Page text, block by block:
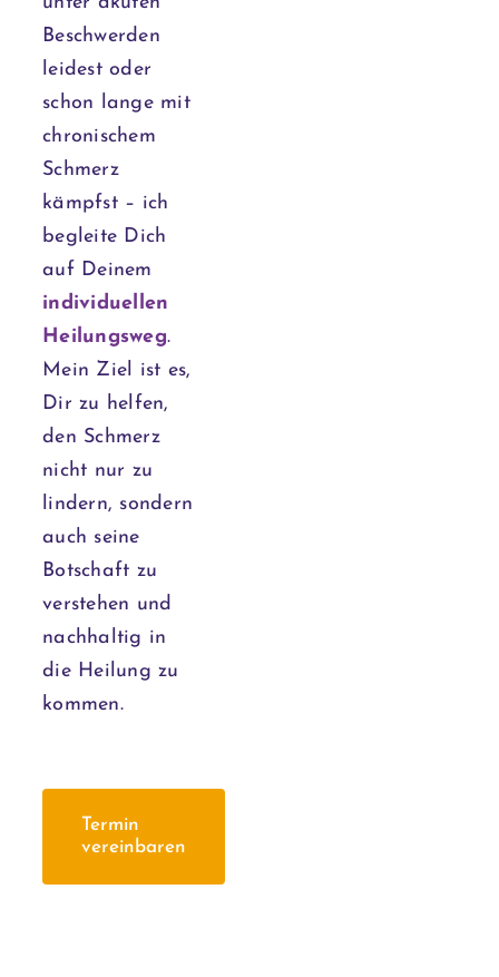
Beschwerden
leidest oder
schon lange mit
chronischem
Schmerz
kämpfst – ich
begleite Dich
auf Deinem
individuellen
Heilungsweg.
Mein Ziel ist es,
Dir zu helfen,
den Schmerz
nicht nur zu
lindern, sondern
auch seine
Botschaft zu
verstehen und
nachhaltig in
die Heilung zu
kommen.
Termin
vereinbaren